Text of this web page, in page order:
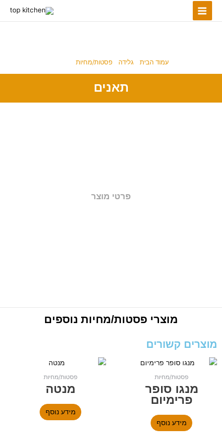
עמוד הבית גלידה פסטות/מחיות
תאנים
פרטי מוצר
מוצרי פסטות/מחיות נוספים
מוצרים קשורים
פסטות/מחיות
מנגו סופר
פרימיום
מידע נוסף
פסטות/מחיות
מנטה
מידע נוסף